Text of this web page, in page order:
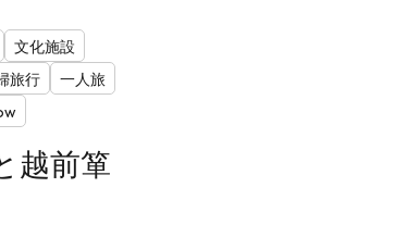
文化施設
旅行
一人旅
越前箪